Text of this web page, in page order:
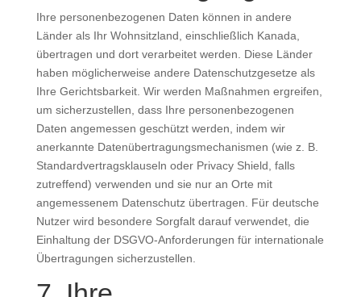
Ihre personenbezogenen Daten können in andere
Länder als Ihr Wohnsitzland, einschließlich Kanada,
übertragen und dort verarbeitet werden. Diese Länder
haben möglicherweise andere Datenschutzgesetze als
Ihre Gerichtsbarkeit. Wir werden Maßnahmen ergreifen,
um sicherzustellen, dass Ihre personenbezogenen
Daten angemessen geschützt werden, indem wir
anerkannte Datenübertragungsmechanismen (wie z. B.
Standardvertragsklauseln oder Privacy Shield, falls
zutreffend) verwenden und sie nur an Orte mit
angemessenem Datenschutz übertragen. Für deutsche
Nutzer wird besondere Sorgfalt darauf verwendet, die
Einhaltung der DSGVO-Anforderungen für internationale
Übertragungen sicherzustellen.